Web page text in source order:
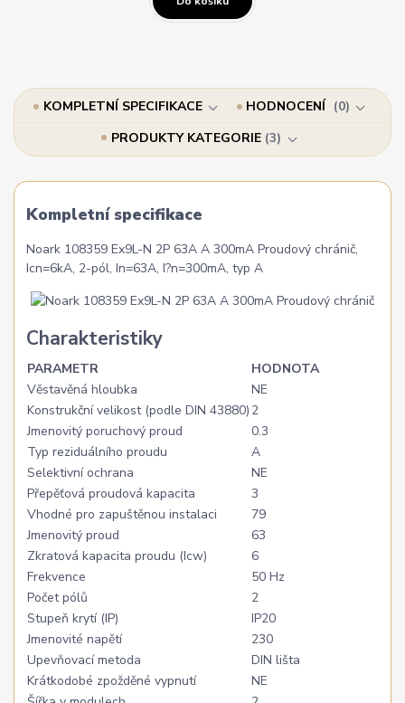
KOMPLETNÍ SPECIFIKACE HODNOCENÍ
0
PRODUKTY KATEGORIE 3
Kompletní specifikace
Noark 108359 Ex9L-N 2P 63A A 300mA Proudový chránič,
Icn=6kA, 2-pól, In=63A, I?n=300mA, typ A
Charakteristiky
PARAMETR
HODNOTA
Věstavěná hloubka
NE
Konstrukční velikost (podle DIN 43880) 2
Jmenovitý poruchový proud
0.3
Typ reziduálního proudu
A
Selektivní ochrana
NE
Přepěťová proudová kapacita
3
Vhodné pro zapuštěnou instalaci
79
Jmenovitý proud
63
Zkratová kapacita proudu (Icw)
6
Frekvence
50 Hz
Počet pólů
2
Stupeň krytí (IP)
IP20
Jmenovité napětí
230
Upevňovací metoda
DIN lišta
Krátkodobé zpožděné vypnutí
NE